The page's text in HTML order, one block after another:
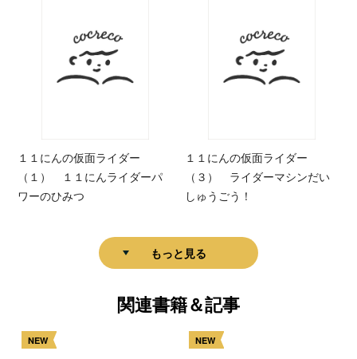
１１にんの仮面ライダー
（１） １１にんライダーパ
ワーのひみつ
１１にんの仮面ライダー
（３） ライダーマシンだい
しゅうごう！
もっと見る
関連書籍＆記事
NEW NEW